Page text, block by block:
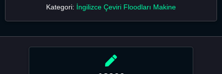
Kategori: İngilizce Çeviri Floodları Makine